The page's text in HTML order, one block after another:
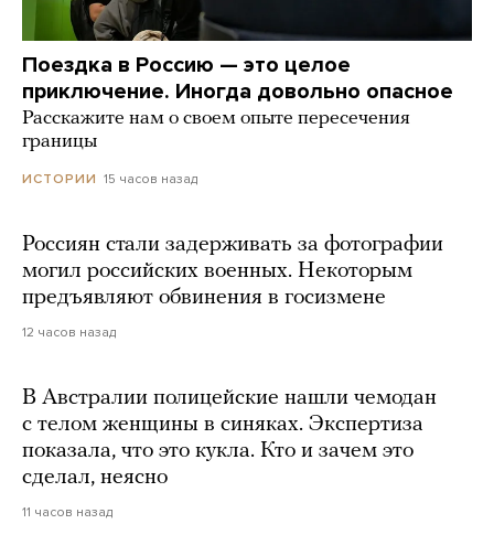
Поездка в Россию — это целое
приключение. Иногда довольно опасное
Расскажите нам о своем опыте пересечения
границы
ИСТОРИИ 15 часов назад
Россиян стали задерживать за фотографии
могил российских военных. Некоторым
предъявляют обвинения в госизмене
12 часов назад
В Австралии полицейские нашли чемодан
с телом женщины в синяках. Экспертиза
показала, что это кукла. Кто и зачем это
сделал, неясно
11 часов назад